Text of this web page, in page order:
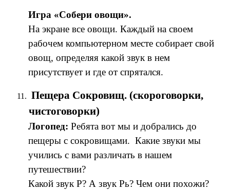
Игра «Собери овощи».
На экране все овощи. Каждый на своем
рабочем компьютерном месте собирает свой
овощ, определяя какой звук в нем
присутствует и где от спрятался.
Пещера Сокровищ. (скороговорки,
чистоговорки)
Логопед: Ребята вот мы и добрались до
пещеры с сокровищами. Какие звуки мы
учились с вами различать в нашем
путешествии?
Какой звук Р? А звук Рь? Чем они похожи?